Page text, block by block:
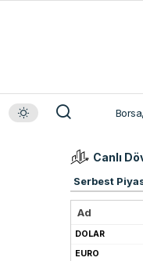
Canlı
Serbest
Ad
DOLAR
EURO